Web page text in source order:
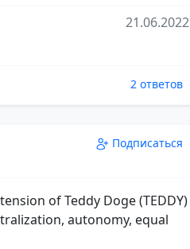
21.06.2022
2 ответов
Подписаться
of Teddy Doge (TEDDY)
autonomy, equal